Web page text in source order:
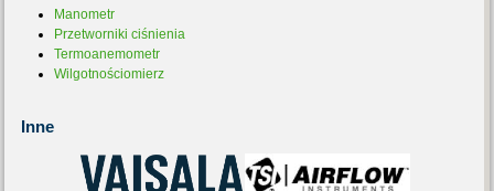
Manometr
Przetworniki ciśnienia
Termoanemometr
Wilgotnościomierz
Inne